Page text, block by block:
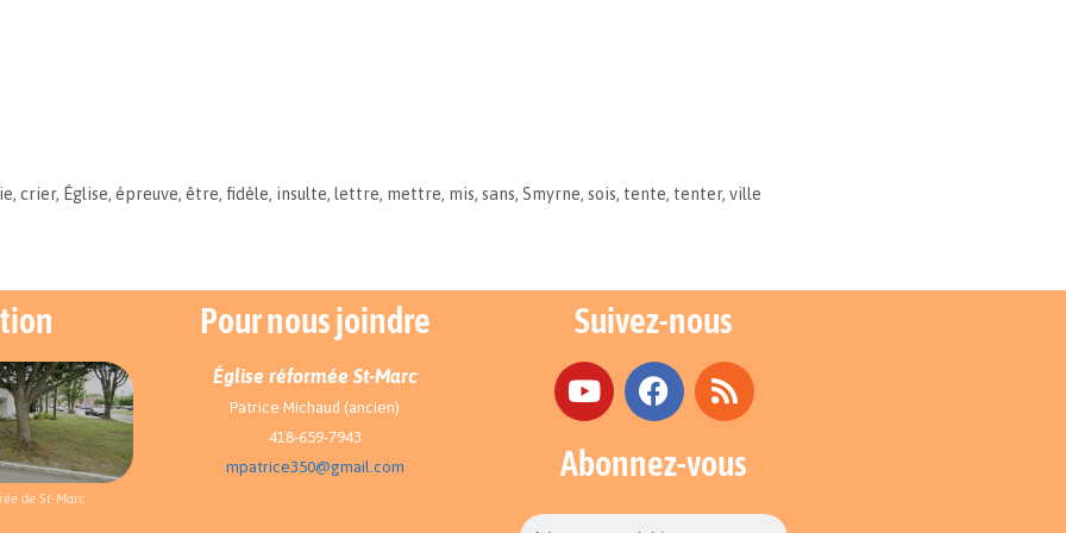
, crier, Église, épreuve, être, fidèle, insulte, lettre, mettre, mis, sans, Smyrne, sois, tente, tenter, ville
de St-Marc
Pour nous joindre
Église réformée St-Marc
Patrice Michaud (ancien)
418-659-7943
mpatrice350@gmail.com
Suivez-nous
Abonnez-vous